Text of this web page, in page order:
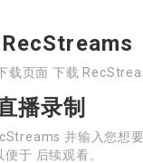
载页面 下载
播录制
并输入您想
于 后续观看。